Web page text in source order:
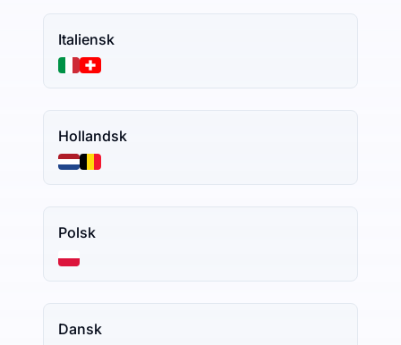
Italiensk
Hollandsk
Polsk
Dansk